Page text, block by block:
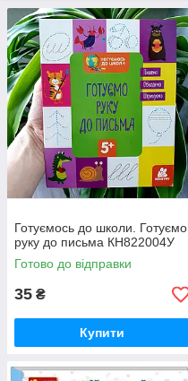
Готуємось до школи. Готуємо
руку до письма КН822004У
Готово до відправки
35 ₴
Купити